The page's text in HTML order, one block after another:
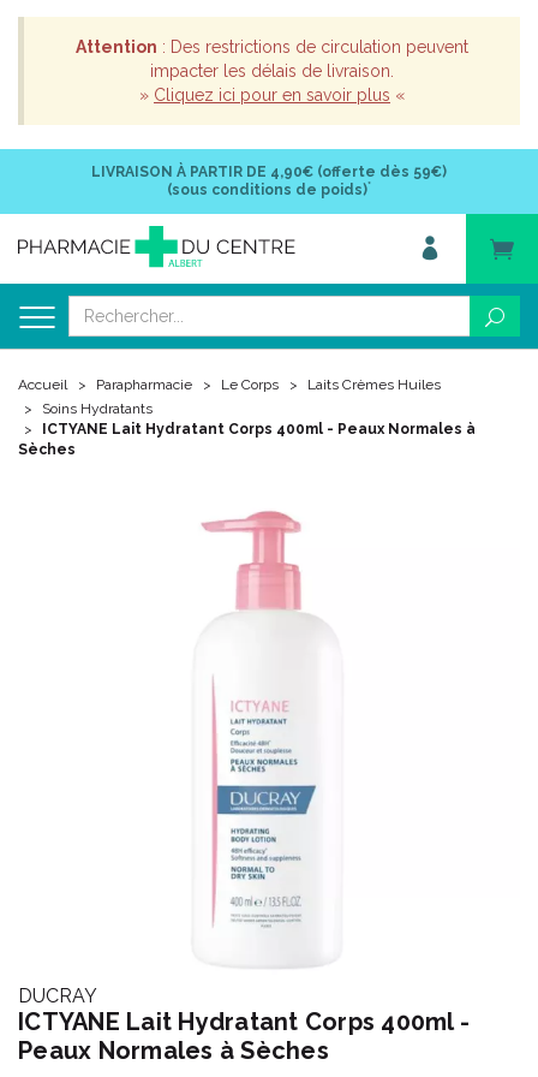
Attention : Des restrictions de circulation peuvent
impacter les délais de livraison.
» Cliquez ici pour en savoir plus «
LIVRAISON À PARTIR DE 4,90€ (offerte dès 59€)
(sous conditions de poids)*
Accueil Parapharmacie Le Corps
Laits Crèmes Huiles
Soins Hydratants
ICTYANE Lait Hydratant Corps 400ml - Peaux Normales à
Sèches
DUCRAY
ICTYANE Lait Hydratant Corps 400ml -
Peaux Normales à Sèches